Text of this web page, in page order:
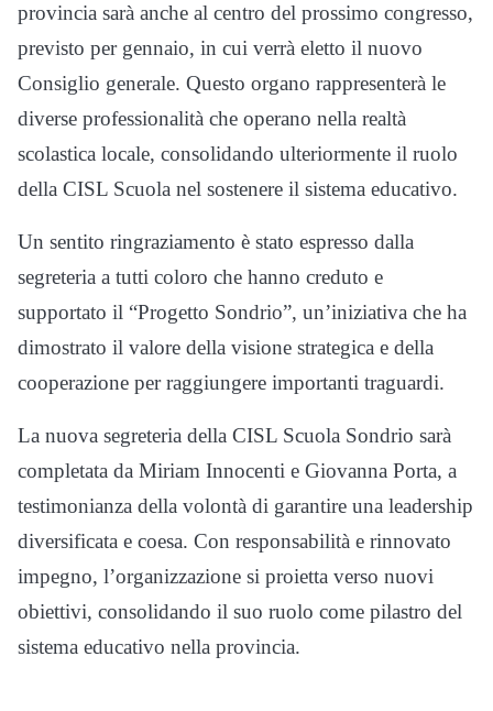
provincia sarà anche al centro del prossimo congresso,
previsto per gennaio, in cui verrà eletto il nuovo
Consiglio generale. Questo organo rappresenterà le
diverse professionalità che operano nella realtà
scolastica locale, consolidando ulteriormente il ruolo
della CISL Scuola nel sostenere il sistema educativo.
Un sentito ringraziamento è stato espresso dalla
segreteria a tutti coloro che hanno creduto e
supportato il “Progetto Sondrio”, un’iniziativa che ha
dimostrato il valore della visione strategica e della
cooperazione per raggiungere importanti traguardi.
La nuova segreteria della CISL Scuola Sondrio sarà
completata da Miriam Innocenti e Giovanna Porta, a
testimonianza della volontà di garantire una leadership
diversificata e coesa. Con responsabilità e rinnovato
impegno, l’organizzazione si proietta verso nuovi
obiettivi, consolidando il suo ruolo come pilastro del
sistema educativo nella provincia.